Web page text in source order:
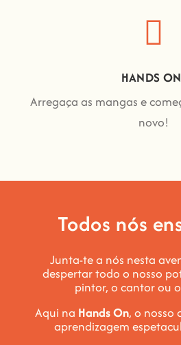
HANDS
Arregaça as mangas e
novo!
Todos nós
Junta-te a nós nesta
despertar todo o nosso
pintor, o cantor ou
Aqui na Hands On, o nosso
aprendizagem